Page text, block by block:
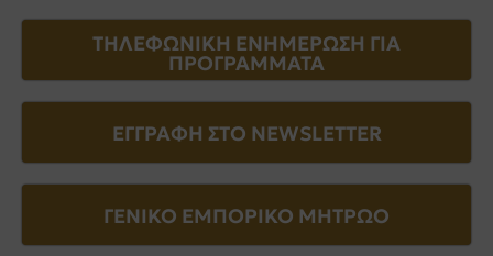
ΤΗΛΕΦΩΝΙΚΗ ΕΝΗΜΕΡΩΣΗ ΓΙΑ
ΠΡΟΓΡΑΜΜΑΤΑ
ΕΓΓΡΑΦΗ ΣΤΟ NEWSLETTER
ΓΕΝΙΚΟ ΕΜΠΟΡΙΚΟ ΜΗΤΡΩΟ